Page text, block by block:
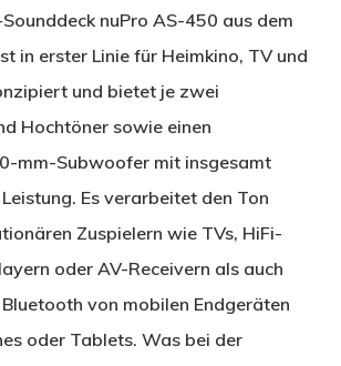
nuPro AS-450 aus dem
in erster Linie für Heimkino, TV und
und bietet je zwei
Hochtöner sowie einen
mm-Subwoofer mit insgesamt
Es verarbeitet den Ton
Zuspielern wie TVs, HiFi-
oder AV-Receivern als auch
von mobilen Endgeräten
oder Tablets. Was bei der